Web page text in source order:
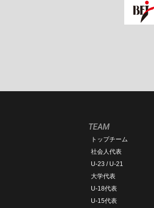
TEAM
トップチーム
社会人代表
U-23 / U-21
大学代表
U-18代表
U-15代表